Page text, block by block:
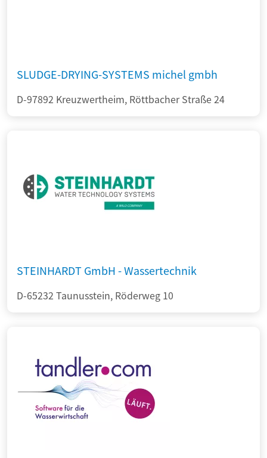
SLUDGE-DRYING-SYSTEMS michel gmbh
D-97892 Kreuzwertheim, Röttbacher Straße 24
STEINHARDT GmbH - Wassertechnik
D-65232 Taunusstein, Röderweg 10